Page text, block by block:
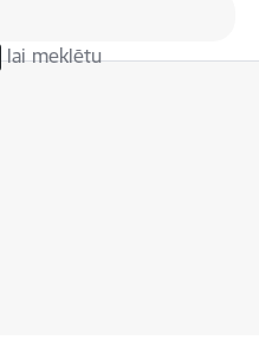
lai meklētu